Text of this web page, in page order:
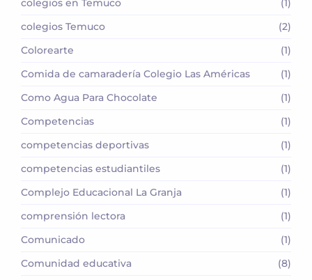
colegios en Temuco
(1)
colegios Temuco
(2)
Colorearte
(1)
Comida de camaradería Colegio Las Américas
(1)
Como Agua Para Chocolate
(1)
Competencias
(1)
competencias deportivas
(1)
competencias estudiantiles
(1)
Complejo Educacional La Granja
(1)
comprensión lectora
(1)
Comunicado
(1)
Comunidad educativa
(8)